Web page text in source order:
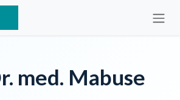
med. Mabuse